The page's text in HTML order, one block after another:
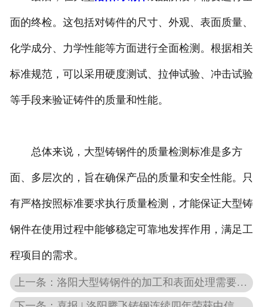
面的终检。这包括对铸件的尺寸、外观、表面质量、
化学成分、力学性能等方面进行全面检测。根据相关
标准规范，可以采用硬度测试、拉伸试验、冲击试验
等手段来验证铸件的质量和性能。
总体来说，大型铸钢件的质量检测标准是多方
面、多层次的，旨在确保产品的质量和安全性能。只
有严格按照标准要求执行质量检测，才能保证大型铸
钢件在使用过程中能够稳定可靠地发挥作用，满足工
程项目的需求。
上一条：洛阳大型铸钢件的加工和表面处理需要经过哪些步骤？